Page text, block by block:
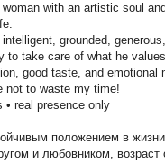
with an artistic soul
intelligent, grounded,
to take care of what he
good taste, and emotional
not to waste my time!
• real presence only
положением в
и любовником, возраст